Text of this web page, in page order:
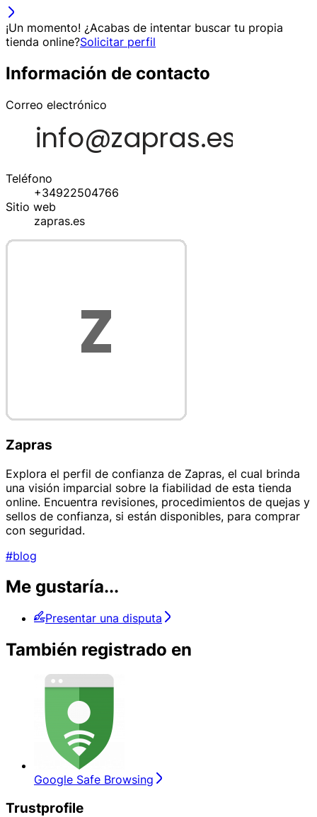
¡Un momento! ¿Acabas de intentar buscar tu propia
tienda online?Solicitar perfil
Información de contacto
Correo electrónico
Teléfono
+34922504766
Sitio web
zapras.es
Zapras
Explora el perfil de confianza de Zapras, el cual brinda
una visión imparcial sobre la fiabilidad de esta tienda
online. Encuentra revisiones, procedimientos de quejas y
sellos de confianza, si están disponibles, para comprar
con seguridad.
#blog
Me gustaría...
Presentar una disputa
También registrado en
Google Safe Browsing
Trustprofile